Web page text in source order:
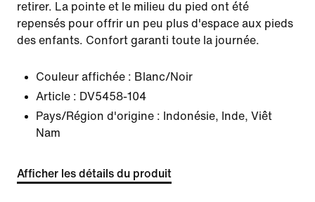
retirer. La pointe et le milieu du pied ont été
repensés pour offrir un peu plus d'espace aux pieds
des enfants. Confort garanti toute la journée.
Couleur affichée : Blanc/Noir
Article : DV5458-104
Pays/Région d'origine : Indonésie, Inde, Viêt
Nam
Afficher les détails du produit